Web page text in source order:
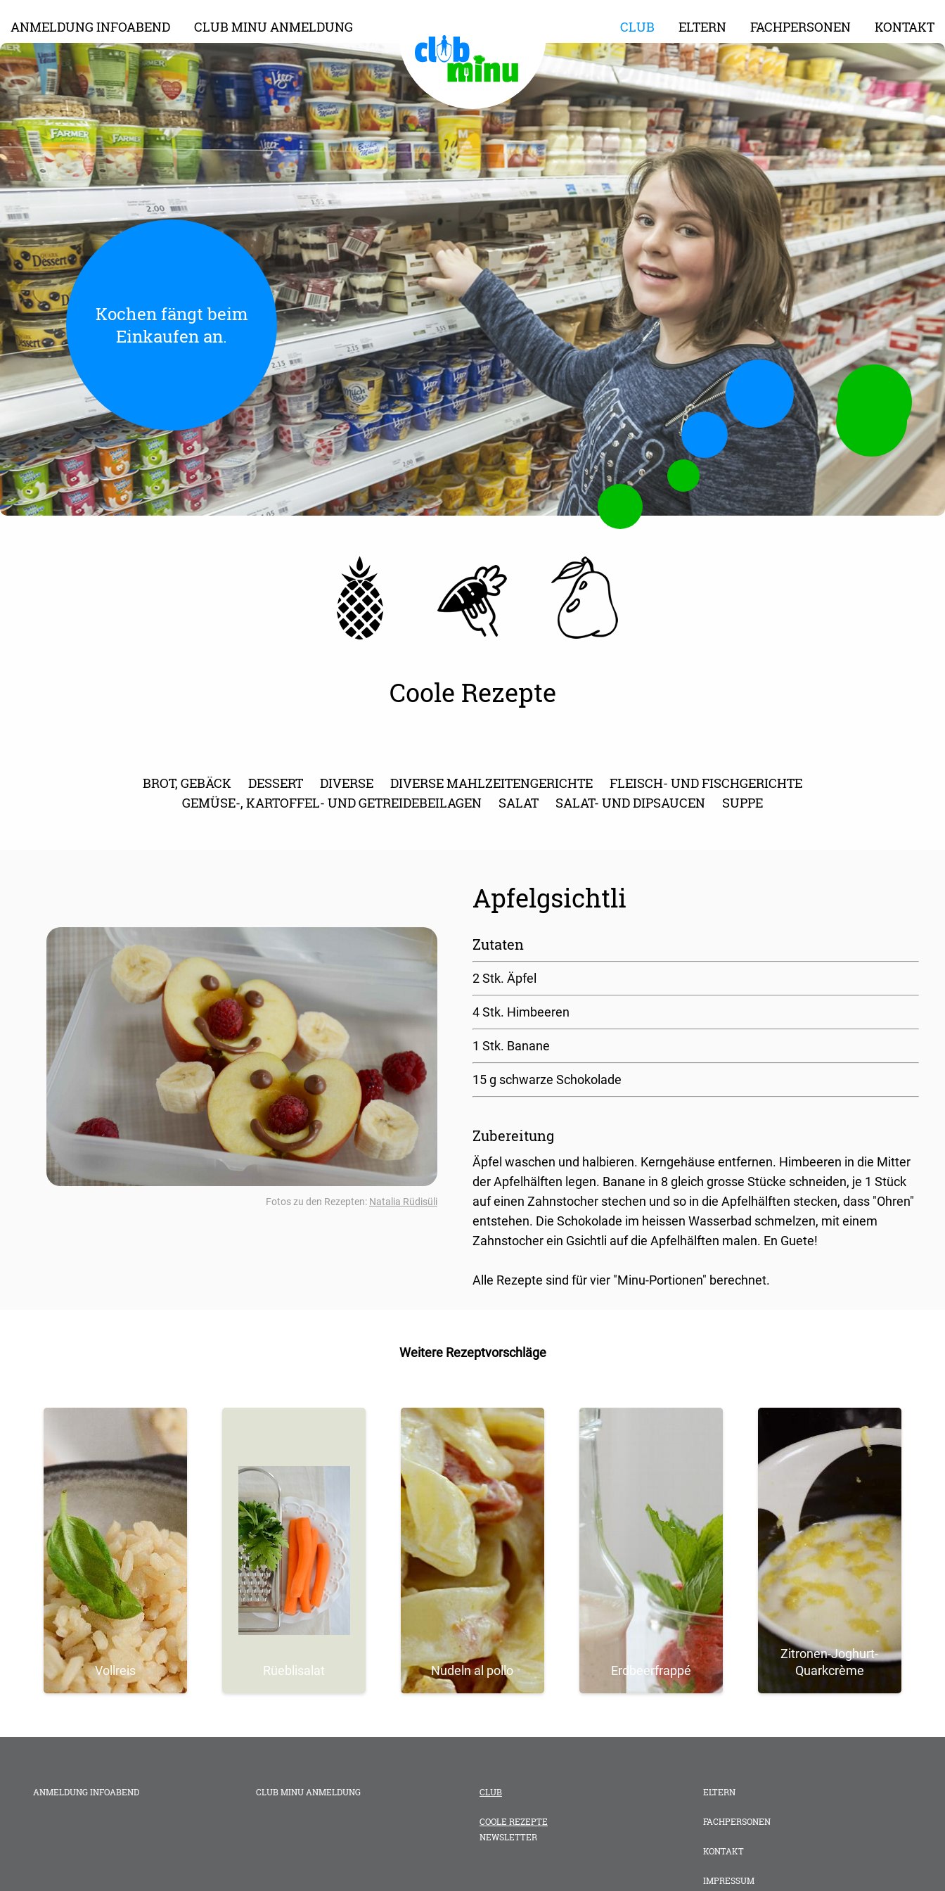
ANMELDUNG INFOABEND CLUB MINU ANMELDUNG CLUB ELTERN FACHPERSONEN KONTAKT
Kochen fängt beim
Einkaufen an.
Coole Rezepte
BROT, GEBÄCK DESSERT DIVERSE DIVERSE MAHLZEITENGERICHTE
FLEISCH- UND FISCHGERICHTE
GEMÜSE-, KARTOFFEL- UND GETREIDEBEILAGEN
SALAT SALAT- UND DIPSAUCEN SUPPE
Apfelgsichtli
Fotos zu den Rezepten: Natalia Rüdisüli
Zutaten
2 Stk. Äpfel
4 Stk. Himbeeren
1 Stk. Banane
15 g schwarze Schokolade
Zubereitung
Äpfel waschen und halbieren. Kerngehäuse entfernen. Himbeeren in die Mitter
der Apfelhälften legen. Banane in 8 gleich grosse Stücke schneiden, je 1 Stück
auf einen Zahnstocher stechen und so in die Apfelhälften stecken, dass "Ohren"
entstehen. Die Schokolade im heissen Wasserbad schmelzen, mit einem
Zahnstocher ein Gsichtli auf die Apfelhälften malen. En Guete!
Alle Rezepte sind für vier "Minu-Portionen" berechnet.
Weitere Rezeptvorschläge
Vollreis Rüeblisalat Nudeln al pollo Erdbeerfrappé
Zitronen-Joghurt-
Quarkcrème
ANMELDUNG INFOABEND CLUB MINU ANMELDUNG CLUB
COOLE REZEPTE
NEWSLETTER
ELTERN
FACHPERSONEN
KONTAKT
IMPRESSUM